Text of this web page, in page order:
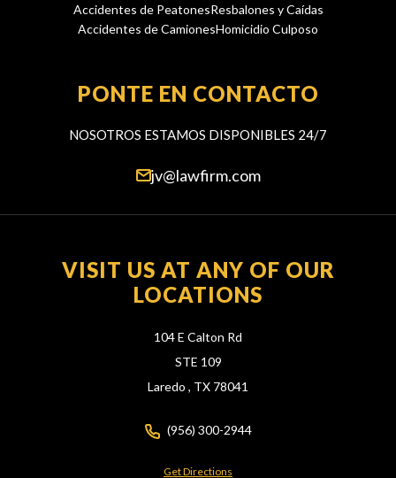
Accidentes de PeatonesResbalones y Caídas
Accidentes de CamionesHomicidio Culposo
PONTE EN CONTACTO
NOSOTROS ESTAMOS DISPONIBLES 24/7
jv@lawfirm.com
VISIT US AT ANY OF OUR
LOCATIONS
104 E Calton Rd
STE 109
Laredo , TX 78041
(956) 300-2944
Get Directions